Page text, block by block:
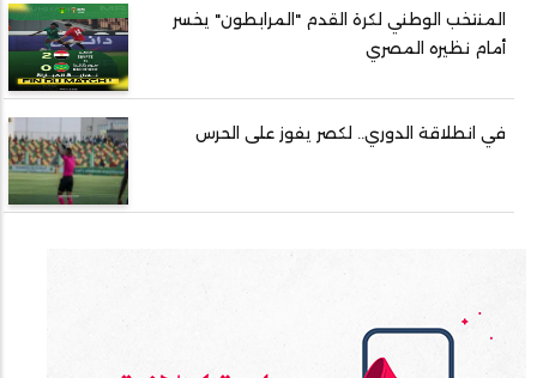
المنتخب الوطني لكرة القدم "المرابطون" يخسر
أمام نظيره المصري
في انطلاقة الدوري.. لكصر يفوز على الحرس